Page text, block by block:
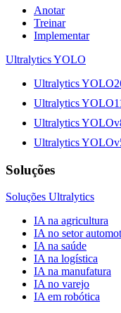
Anotar
Treinar
Implementar
Ultralytics YOLO
Ultralytics
Ultralytics
Ultralytics
Ultralytics
Soluções
Soluções Ultralytics
IA na agricultura
IA no setor
IA na saúde
IA na logística
IA na manufatura
IA no varejo
IA em robótica